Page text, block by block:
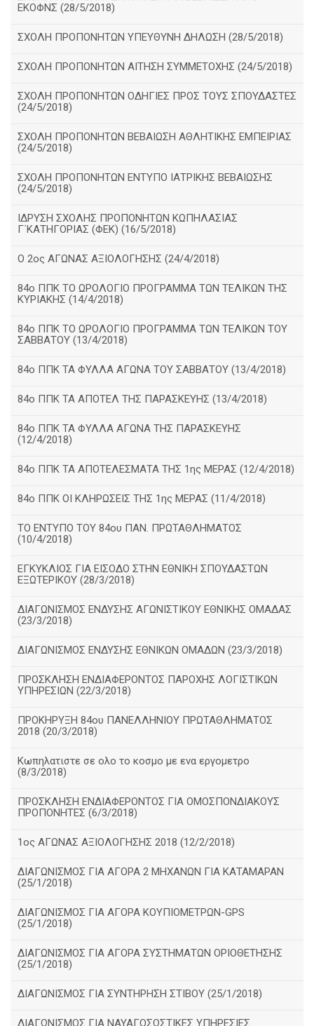
ΕΚΟΦΝΣ (28/5/2018)
ΣΧΟΛΗ ΠΡΟΠΟΝΗΤΩΝ ΥΠΕΥΘΥΝΗ ΔΗΛΩΣΗ (28/5/2018)
ΣΧΟΛΗ ΠΡΟΠΟΝΗΤΩΝ ΑΙΤΗΣΗ ΣΥΜΜΕΤΟΧΗΣ (24/5/2018)
ΣΧΟΛΗ ΠΡΟΠΟΝΗΤΩΝ ΟΔΗΓΙΕΣ ΠΡΟΣ ΤΟΥΣ ΣΠΟΥΔΑΣΤΕΣ
(24/5/2018)
ΣΧΟΛΗ ΠΡΟΠΟΝΗΤΩΝ ΒΕΒΑΙΩΣΗ ΑΘΛΗΤΙΚΗΣ ΕΜΠΕΙΡΙΑΣ
(24/5/2018)
ΣΧΟΛΗ ΠΡΟΠΟΝΗΤΩΝ ΕΝΤΥΠΟ ΙΑΤΡΙΚΗΣ ΒΕΒΑΙΩΣΗΣ
(24/5/2018)
ΙΔΡΥΣΗ ΣΧΟΛΗΣ ΠΡΟΠΟΝΗΤΩΝ ΚΩΠΗΛΑΣΙΑΣ
Γ΄ΚΑΤΗΓΟΡΙΑΣ (ΦΕΚ) (16/5/2018)
O 2ος ΑΓΩΝΑΣ ΑΞΙΟΛΟΓΗΣΗΣ (24/4/2018)
84ο ΠΠΚ ΤΟ ΩΡΟΛΟΓΙΟ ΠΡΟΓΡΑΜΜΑ ΤΩΝ ΤΕΛΙΚΩΝ ΤΗΣ
ΚΥΡΙΑΚΗΣ (14/4/2018)
84ο ΠΠΚ ΤΟ ΩΡΟΛΟΓΙΟ ΠΡΟΓΡΑΜΜΑ ΤΩΝ ΤΕΛΙΚΩΝ ΤΟΥ
ΣΑΒΒΑΤΟΥ (13/4/2018)
84ο ΠΠΚ ΤΑ ΦΥΛΛΑ ΑΓΩΝΑ ΤΟΥ ΣΑΒΒΑΤΟΥ (13/4/2018)
84ο ΠΠΚ ΤΑ ΑΠΟΤΕΛ ΤΗΣ ΠΑΡΑΣΚΕΥΗΣ (13/4/2018)
84ο ΠΠΚ ΤΑ ΦΥΛΛΑ ΑΓΩΝΑ ΤΗΣ ΠΑΡΑΣΚΕΥΗΣ
(12/4/2018)
84ο ΠΠΚ ΤΑ ΑΠΟΤΕΛΕΣΜΑΤΑ ΤΗΣ 1ης ΜΕΡΑΣ (12/4/2018)
84ο ΠΠΚ ΟΙ ΚΛΗΡΩΣΕΙΣ ΤΗΣ 1ης ΜΕΡΑΣ (11/4/2018)
ΤΟ ΕΝΤΥΠΟ ΤΟΥ 84ου ΠΑΝ. ΠΡΩΤΑΘΛΗΜΑΤΟΣ
(10/4/2018)
ΕΓΚΥΚΛΙΟΣ ΓΙΑ ΕΙΣΟΔΟ ΣΤΗΝ ΕΘΝΙΚΗ ΣΠΟΥΔΑΣΤΩΝ
ΕΞΩΤΕΡΙΚΟΥ (28/3/2018)
ΔΙΑΓΩΝΙΣΜΟΣ ΕΝΔΥΣΗΣ ΑΓΩΝΙΣΤΙΚΟΥ ΕΘΝΙΚΗΣ ΟΜΑΔΑΣ
(23/3/2018)
ΔΙΑΓΩΝΙΣΜΟΣ ΕΝΔΥΣΗΣ ΕΘΝΙΚΩΝ ΟΜΑΔΩΝ (23/3/2018)
ΠΡΟΣΚΛΗΣΗ ΕΝΔΙΑΦΕΡΟΝΤΟΣ ΠΑΡΟΧΗΣ ΛΟΓΙΣΤΙΚΩΝ
ΥΠΗΡΕΣΙΩΝ (22/3/2018)
ΠΡΟΚΗΡΥΞΗ 84ου ΠΑΝΕΛΛΗΝΙΟΥ ΠΡΩΤΑΘΛΗΜΑΤΟΣ
2018 (20/3/2018)
Κωπηλατιστε σε ολο το κοσμο με ενα εργομετρο
(8/3/2018)
ΠΡΟΣΚΛΗΣΗ ΕΝΔΙΑΦΕΡΟΝΤΟΣ ΓΙΑ ΟΜΟΣΠΟΝΔΙΑΚΟΥΣ
ΠΡΟΠΟΝΗΤΕΣ (6/3/2018)
1ος ΑΓΩΝΑΣ ΑΞΙΟΛΟΓΗΣΗΣ 2018 (12/2/2018)
ΔΙΑΓΩΝΙΣΜΟΣ ΓΙΑ ΑΓΟΡΑ 2 ΜΗΧΑΝΩΝ ΓΙΑ ΚΑΤΑΜΑΡΑΝ
(25/1/2018)
ΔΙΑΓΩΝΙΣΜΟΣ ΓΙΑ ΑΓΟΡΑ ΚΟΥΠΙΟΜΕΤΡΩΝ-GPS
(25/1/2018)
ΔΙΑΓΩΝΙΣΜΟΣ ΓΙΑ ΑΓΟΡΑ ΣΥΣΤΗΜΑΤΩΝ ΟΡΙΟΘΕΤΗΣΗΣ
(25/1/2018)
ΔΙΑΓΩΝΙΣΜΟΣ ΓΙΑ ΣΥΝΤΗΡΗΣΗ ΣΤΙΒΟΥ (25/1/2018)
ΔΙΑΓΩΝΙΣΜΟΣ ΓΙΑ ΝΑΥΑΓΟΣΩΣΤΙΚΕΣ ΥΠΗΡΕΣΙΕΣ